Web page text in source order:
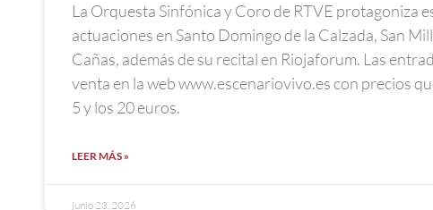
La Orquesta Sinfónica y Coro de RTVE protagoniza
actuaciones en Santo Domingo de la Calzada, San
Cañas, además de su recital en Riojaforum. Las
venta en la web www.escenariovivo.es con precios
5 y los 20 euros.
LEER MÁS »
junio 23, 2026